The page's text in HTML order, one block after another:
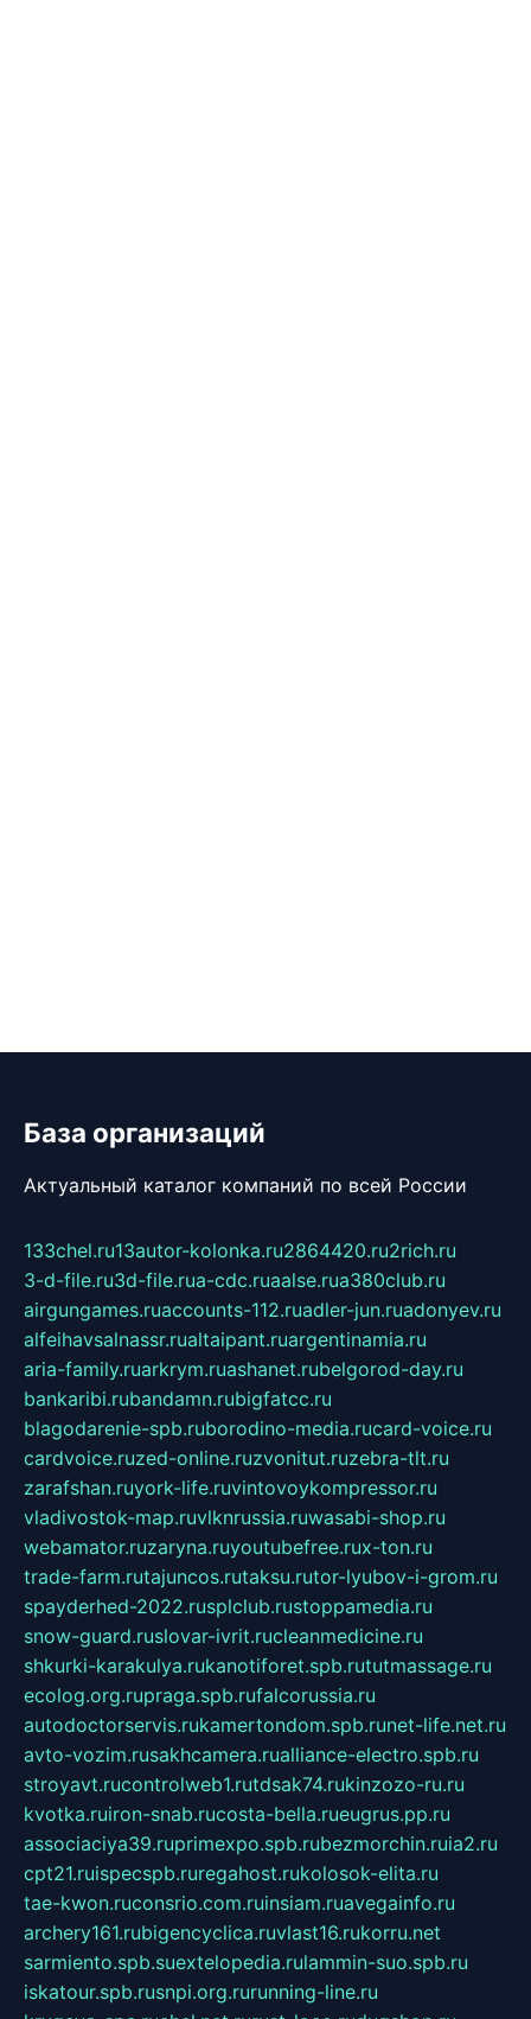
База организаций
Актуальный каталог компаний по всей России
133chel.ru13autor-kolonka.ru2864420.ru2rich.ru
3-d-file.ru3d-file.rua-cdc.ruaalse.rua380club.ru
airgungames.ruaccounts-112.ruadler-jun.ruadonyev.ru
alfeihavsalnassr.rualtaipant.ruargentinamia.ru
aria-family.ruarkrym.ruashanet.rubelgorod-day.ru
bankaribi.rubandamn.rubigfatcc.ru
blagodarenie-spb.ruborodino-media.rucard-voice.ru
cardvoice.ruzed-online.ruzvonitut.ruzebra-tlt.ru
zarafshan.ruyork-life.ruvintovoykompressor.ru
vladivostok-map.ruvlknrussia.ruwasabi-shop.ru
webamator.ruzaryna.ruyoutubefree.rux-ton.ru
trade-farm.rutajuncos.rutaksu.rutor-lyubov-i-grom.ru
spayderhed-2022.rusplclub.rustoppamedia.ru
snow-guard.ruslovar-ivrit.rucleanmedicine.ru
shkurki-karakulya.rukanotiforet.spb.rututmassage.ru
ecolog.org.rupraga.spb.rufalcorussia.ru
autodoctorservis.rukamertondom.spb.runet-life.net.ru
avto-vozim.rusakhcamera.rualliance-electro.spb.ru
stroyavt.rucontrolweb1.rutdsak74.rukinzozo-ru.ru
kvotka.ruiron-snab.rucosta-bella.rueugrus.pp.ru
associaciya39.ruprimexpo.spb.rubezmorchin.ruia2.ru
cpt21.ruispecspb.ruregahost.rukolosok-elita.ru
tae-kwon.ruconsrio.com.ruinsiam.ruavegainfo.ru
archery161.rubigencyclica.ruvlast16.rukorru.net
sarmiento.spb.suextelopedia.rulammin-suo.spb.ru
iskatour.spb.rusnpi.org.rurunning-line.ru